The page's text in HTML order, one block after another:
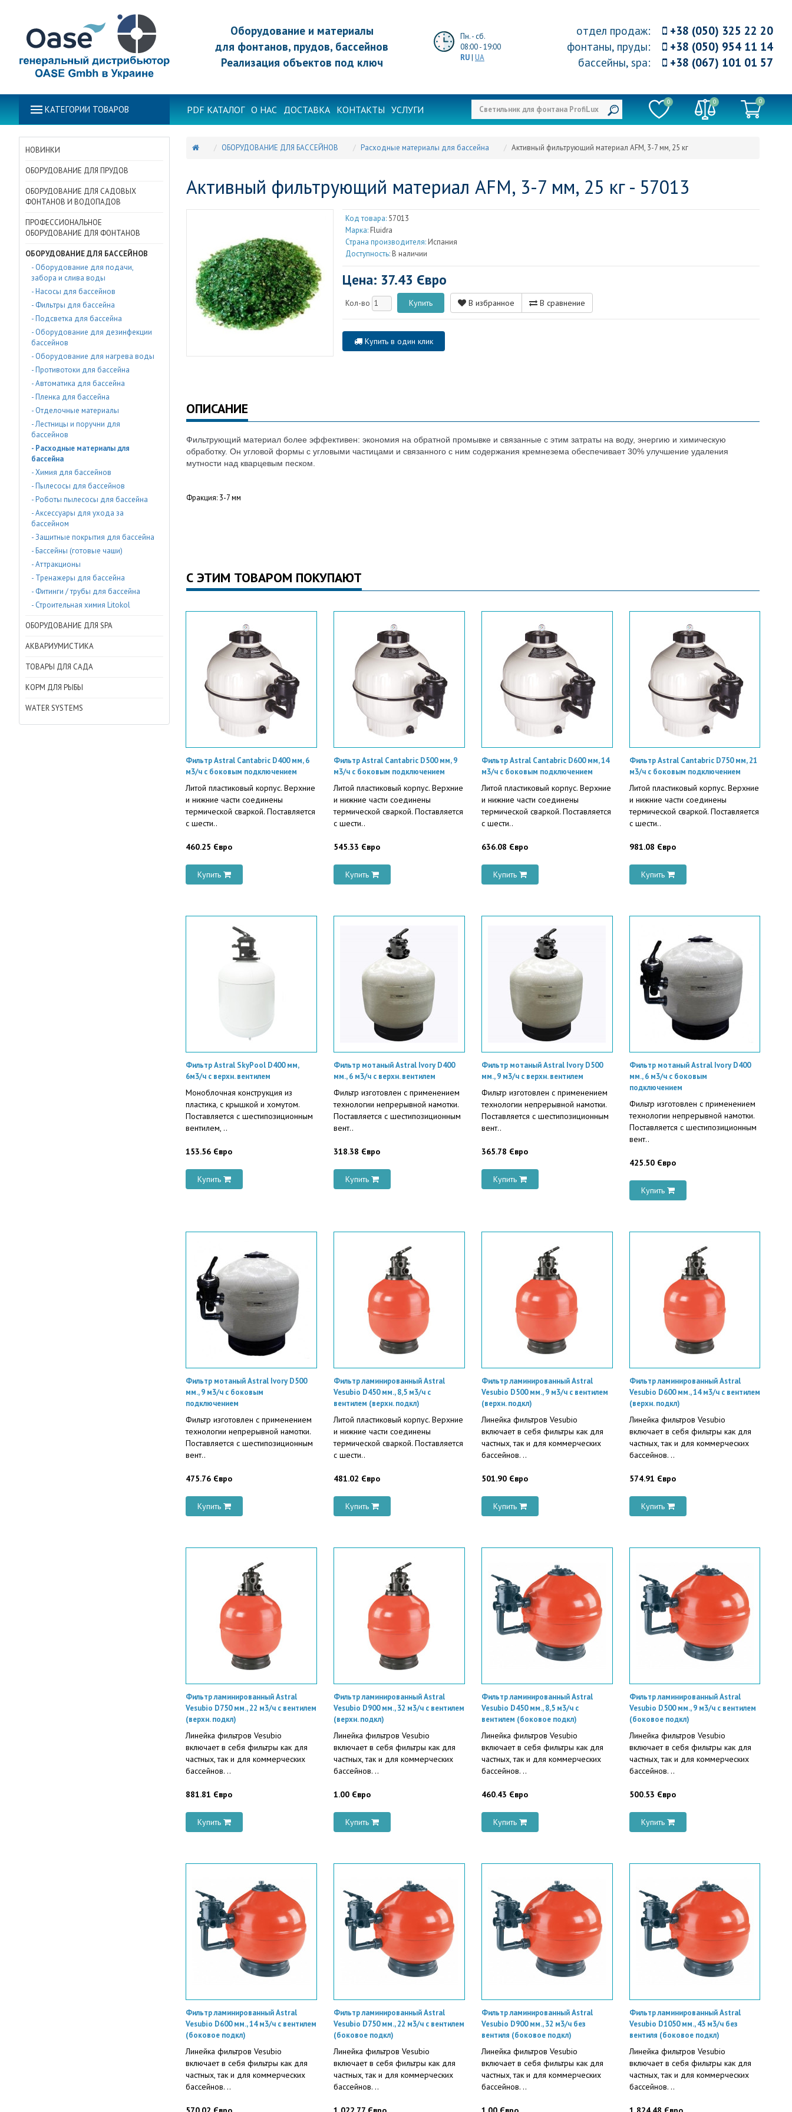
Оборудование и материалы
для фонтанов, прудов, бассейнов
Реализация объектов под ключ
Пн. - сб.
08:00 - 19:00
RU| UA
отдел продаж:
+38 (050) 325 22 20
фонтаны, пруды:
+38 (050) 954 11 14
бассейны, spa: +38 (067) 101 01 57
КАТЕГОРИИ ТОВАРОВ PDF КАТАЛОГ О НАС ДОСТАВКА КОНТАКТЫ УСЛУГИ
0 0 0
НОВИНКИ
ОБОРУДОВАНИЕ ДЛЯ ПРУДОВ
ОБОРУДОВАНИЕ ДЛЯ САДОВЫХ
ФОНТАНОВ И ВОДОПАДОВ
ПРОФЕССИОНАЛЬНОЕ
ОБОРУДОВАНИЕ ДЛЯ ФОНТАНОВ
ОБОРУДОВАНИЕ ДЛЯ БАССЕЙНОВ
- Оборудование для подачи,
забора и слива воды
- Насосы для бассейнов
- Фильтры для бассейна
- Подсветка для бассейна
- Оборудование для дезинфекции
бассейнов
- Оборудование для нагрева воды
- Противотоки для бассейна
- Автоматика для бассейна
- Пленка для бассейна
- Отделочные материалы
- Лестницы и поручни для
бассейнов
- Расходные материалы для
бассейна
- Химия для бассейнов
- Пылесосы для бассейнов
- Роботы пылесосы для бассейна
- Аксессуары для ухода за
бассейном
- Защитные покрытия для бассейна
- Бассейны (готовые чаши)
- Аттракционы
- Тренажеры для бассейна
- Фитинги / трубы для бассейна
- Строительная химия Litokol
ОБОРУДОВАНИЕ ДЛЯ SPA
АКВАРИУМИСТИКА
ТОВАРЫ ДЛЯ САДА
КОРМ ДЛЯ РЫБЫ
WATER SYSTEMS
ОБОРУДОВАНИЕ ДЛЯ БАССЕЙНОВ Расходные материалы для бассейна Активный фильтрующий материал AFM, 3-7 мм, 25 кг
Активный фильтрующий материал AFM, 3-7 мм, 25 кг - 57013
Код товара: 57013
Марка: Fluidra
Страна производителя: Испания
Доступность: В наличии
Цена: 37.43 Євро
Кол-во В избранное В сравнение
Купить в один клик
ОПИСАНИЕ
Фильтрующий материал более эффективен: экономия на обратной промывке и связанные с этим затраты на воду, энергию и химическую
обработку. Он угловой формы с угловыми частицами и связанного с ним содержания кремнезема обеспечивает 30% улучшение удаления
мутности над кварцевым песком.
Фракция: 3-7 мм
С ЭТИМ ТОВАРОМ ПОКУПАЮТ
Фильтр Astral Cantabric D400 мм, 6
м3/ч с боковым подключением
Литой пластиковый корпус. Верхние
и нижние части соединены
термической сваркой. Поставляется
с шести..
460.25 Євро
Купить
Фильтр Astral Cantabric D500 мм, 9
м3/ч с боковым подключением
Литой пластиковый корпус. Верхние
и нижние части соединены
термической сваркой. Поставляется
с шести..
545.33 Євро
Купить
Фильтр Astral Cantabric D600 мм, 14
м3/ч с боковым подключением
Литой пластиковый корпус. Верхние
и нижние части соединены
термической сваркой. Поставляется
с шести..
636.08 Євро
Купить
Фильтр Astral Cantabric D750 мм, 21
м3/ч с боковым подключением
Литой пластиковый корпус. Верхние
и нижние части соединены
термической сваркой. Поставляется
с шести..
981.08 Євро
Купить
Фильтр Astral SkyPool D400 мм,
6м3/ч с верхн. вентилем
Моноблочная конструкция из
пластика, с крышкой и хомутом.
Поставляется с шестипозиционным
вентилем, ..
153.56 Євро
Купить
Фильтр мотаный Astral Ivory D400
мм., 6 м3/ч с верхн. вентилем
Фильтр изготовлен с применением
технологии непрерывной намотки.
Поставляется с шестипозиционным
вент..
318.38 Євро
Купить
Фильтр мотаный Astral Ivory D500
мм., 9 м3/ч с верхн. вентилем
Фильтр изготовлен с применением
технологии непрерывной намотки.
Поставляется с шестипозиционным
вент..
365.78 Євро
Купить
Фильтр мотаный Astral Ivory D400
мм., 6 м3/ч с боковым
подключением
Фильтр изготовлен с применением
технологии непрерывной намотки.
Поставляется с шестипозиционным
вент..
425.50 Євро
Купить
Фильтр мотаный Astral Ivory D500
мм., 9 м3/ч с боковым
подключением
Фильтр изготовлен с применением
технологии непрерывной намотки.
Поставляется с шестипозиционным
вент..
475.76 Євро
Купить
Фильтр ламинированный Astral
Vesubio D450 мм., 8,5 м3/ч с
вентилем (верхн. подкл)
Литой пластиковый корпус. Верхние
и нижние части соединены
термической сваркой. Поставляется
с шести..
481.02 Євро
Купить
Фильтр ламинированный Astral
Vesubio D500 мм., 9 м3/ч с вентилем
(верхн. подкл)
Линейка фильтров Vesubio
включает в себя фильтры как для
частных, так и для коммерческих
бассейнов. ..
501.90 Євро
Купить
Фильтр ламинированный Astral
Vesubio D600 мм., 14 м3/ч с вентилем
(верхн. подкл)
Линейка фильтров Vesubio
включает в себя фильтры как для
частных, так и для коммерческих
бассейнов. ..
574.91 Євро
Купить
Фильтр ламинированный Astral
Vesubio D750 мм., 22 м3/ч с вентилем
(верхн. подкл)
Линейка фильтров Vesubio
включает в себя фильтры как для
частных, так и для коммерческих
бассейнов. ..
881.81 Євро
Купить
Фильтр ламинированный Astral
Vesubio D900 мм., 32 м3/ч с вентилем
(верхн. подкл)
Линейка фильтров Vesubio
включает в себя фильтры как для
частных, так и для коммерческих
бассейнов. ..
1.00 Євро
Купить
Фильтр ламинированный Astral
Vesubio D450 мм., 8,5 м3/ч с
вентилем (боковое подкл)
Линейка фильтров Vesubio
включает в себя фильтры как для
частных, так и для коммерческих
бассейнов. ..
460.43 Євро
Купить
Фильтр ламинированный Astral
Vesubio D500 мм., 9 м3/ч с вентилем
(боковое подкл)
Линейка фильтров Vesubio
включает в себя фильтры как для
частных, так и для коммерческих
бассейнов. ..
500.53 Євро
Купить
Фильтр ламинированный Astral
Vesubio D600 мм., 14 м3/ч с вентилем
(боковое подкл)
Линейка фильтров Vesubio
включает в себя фильтры как для
частных, так и для коммерческих
бассейнов. ..
Фильтр ламинированный Astral
Vesubio D750 мм., 22 м3/ч с вентилем
(боковое подкл)
Линейка фильтров Vesubio
включает в себя фильтры как для
частных, так и для коммерческих
бассейнов. ..
Фильтр ламинированный Astral
Vesubio D900 мм., 32 м3/ч без
вентиля (боковое подкл)
Линейка фильтров Vesubio
включает в себя фильтры как для
частных, так и для коммерческих
бассейнов. ..
Фильтр ламинированный Astral
Vesubio D1050 мм., 43 м3/ч без
вентиля (боковое подкл)
Линейка фильтров Vesubio
включает в себя фильтры как для
частных, так и для коммерческих
бассейнов. ..